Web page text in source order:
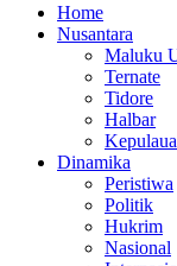
Home
Nusantara
Maluku
Ternate
Tidore
Halbar
Dinamika
Peristiwa
Politik
Hukrim
Nasional